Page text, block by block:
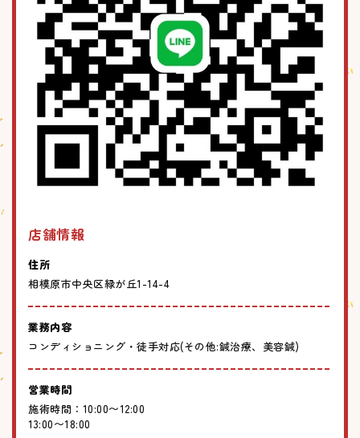
店舗情報
住所
相模原市中央区緑が丘1-14-4
業務内容
コンディショニング・徒手対応(その他:鍼治療、美容鍼)
営業時間
施術時間：10:00〜12:00
13:00〜18:00